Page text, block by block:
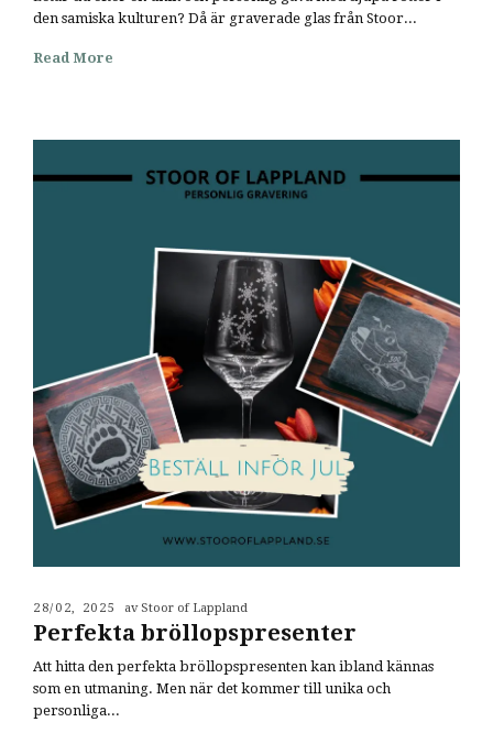
den samiska kulturen? Då är graverade glas från Stoor...
Read More
28/02, 2025 av Stoor of Lappland
Perfekta bröllopspresenter
Att hitta den perfekta bröllopspresenten kan ibland kännas
som en utmaning. Men när det kommer till unika och
personliga...